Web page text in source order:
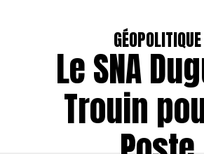
GÉOPOLITIQUE
Le SNA
Trouin